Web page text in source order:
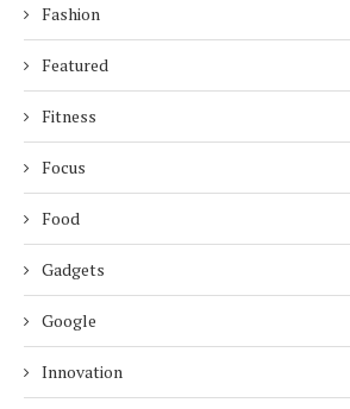
Fashion
Featured
Fitness
Focus
Food
Gadgets
Google
Innovation